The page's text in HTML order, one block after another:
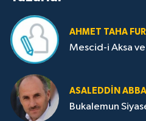
AHMET TAHA
Mescid-i Aksa ve
ASALEDDIN
Bukalemun